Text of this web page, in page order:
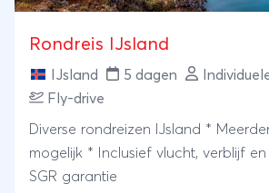
Rondreis IJsland
IJsland 5 dagen
Fly-drive
Diverse rondreizen IJsland *
mogelijk * Inclusief vlucht, verblijf
SGR garantie